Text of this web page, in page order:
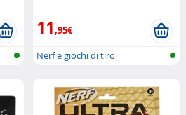
11,95€
Nerf e giochi di tiro